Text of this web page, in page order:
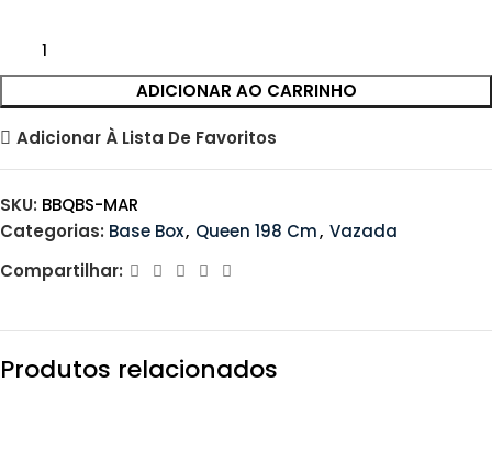
ADICIONAR AO CARRINHO
Adicionar À Lista De Favoritos
SKU: BBQBS-MAR
Categorias: Base Box, Queen 198 Cm, Vazada
Compartilhar:
Produtos relacionados